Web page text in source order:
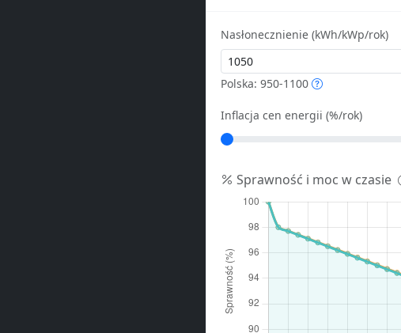
Nasłonecznienie (kWh/kWp/rok)
Polska: 950-1100
Inflacja cen energii (%/rok)
Sprawność i moc w czasie